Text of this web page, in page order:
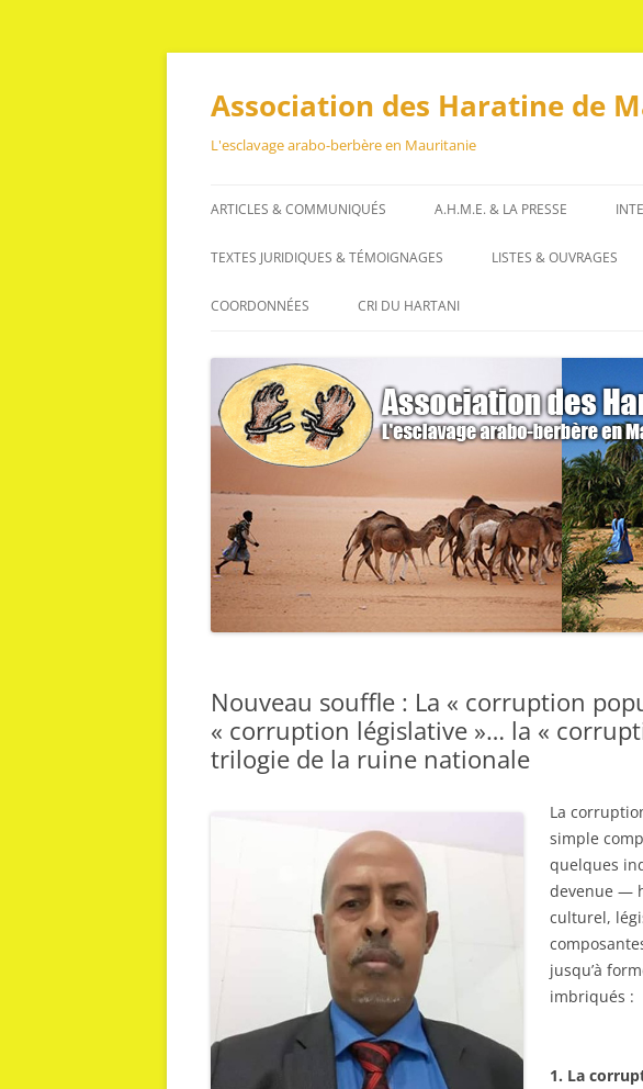
Aller
contenu
Association des Haratine de
L'esclavage arabo-berbère en Mauritanie
ARTICLES & COMMUNIQUÉS
ARTICLES
COMMUNIQUÉS
A.H.M.E. & LA PRESSE
TEXTES JURIDIQUES & TÉMOIGNAGES
TEXTES JURIDIQUES
LISTES & OUVRAGES
COORDONNÉES CRI DU HARTANI
Nouveau souffle : La « corruption
« corruption législative »… la «
trilogie de la ruine nationale
La
simple
quelques
devenue —
culturel,
jusqu’à
imbriqués :
1. La